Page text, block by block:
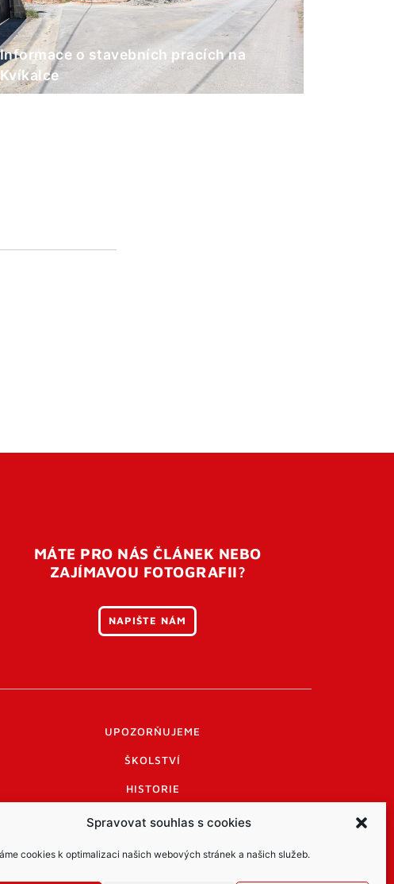
Spravovat souhlas s cookies
cookies k optimalizaci našich webových stránek a našich služeb.
Informace o stavebních pracích na
Kvíkalce
MÁTE PRO NÁS ČLÁNEK NEBO
ZAJÍMAVOU FOTOGRAFII?
NAPIŠTE NÁM
UPOZORŇUJEME
ŠKOLSTVÍ
HISTORIE
PRAKTICKÉ INFORMACE